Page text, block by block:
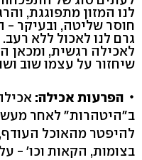
לנו המזון מתפוגגת,
חוסר שליטה, ובעיקר
גרם לנו לאכול ללא
לאכילה רגשית, ומכאן
שיחזור על עצמו שוב
הפרעות אכילה:
ב"היטהרות" לאחר
להיפטר מהאוכל
בצומות, הקאות וכו' -